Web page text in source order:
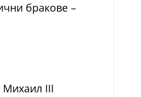
бракове –
Михаил III